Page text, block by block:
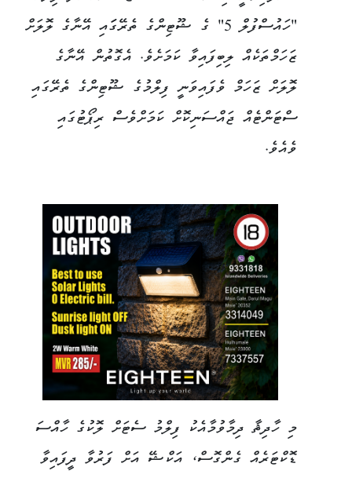
"ހައުސްފުލް 5" ގެ ޝޫޓިންގެ ތެރޭގަައި އޭނާގެ ލޮލަށް
ޒަހަމްތަކެއް ލިބިފައިވާ ކަމަށެވެ. އެގޮތުން އޭނާގެ
ލޮލަށް ޒަހަމް ވެފައިވަނީ ފިލްމުގެ ޝޫޓިންގެ ތެރޭގައި
ސްޓަންޓެއް ޖައްސަނިކޮށް ކަމަށްވެސް ރިޕޯޓުގައި
ވެއެވެ.
މި ހާދިޘާ ދިމާވުމާއެކު ފިލްމު ސެޓަށް ލޮކުގެ ހާއްސަ
ޑޮކްޓަރެއް ގެންގޮސް، އަކްޝޭ އަށް ފަރުވާ ދީފައިވާ